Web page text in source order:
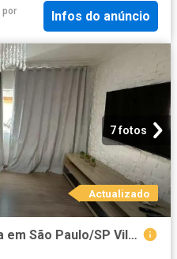
por
Infos do anúncio
7 fotos
Actualizado
Casa / Sobrado para Venda em São Paulo/SP Vila Aparecida 3 Quartos